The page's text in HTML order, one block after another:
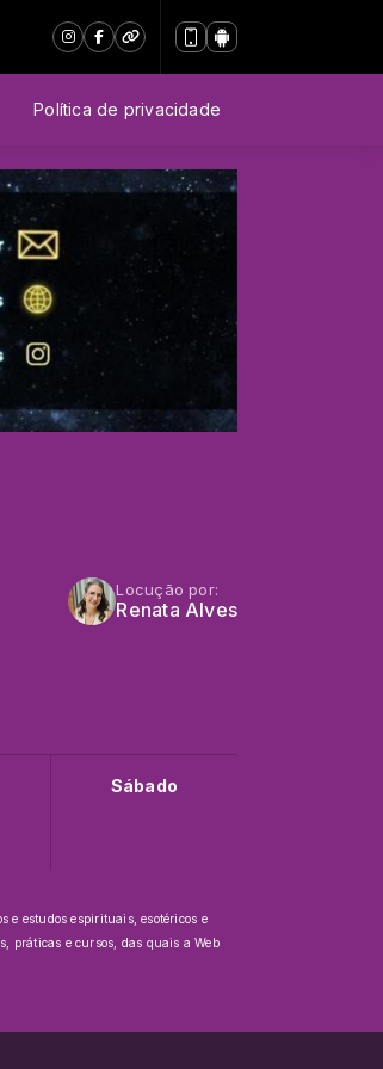
Política de privacidade
Locução por:
Renata Alves
Sábado
e estudos espirituais, esotéricos e
práticas e cursos, das quais a Web